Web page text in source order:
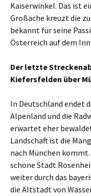
Kaiserwinkel. Das ist
Großache kreuzt die
bekannt für seine
Österreich auf dem
Der letzte
Kiefersfelden über
In Deutschland endet
Alpenland und die
erwartet eher
Landschaft ist die
nach München
schöne Stadt
weiter durch das
die Altstadt von